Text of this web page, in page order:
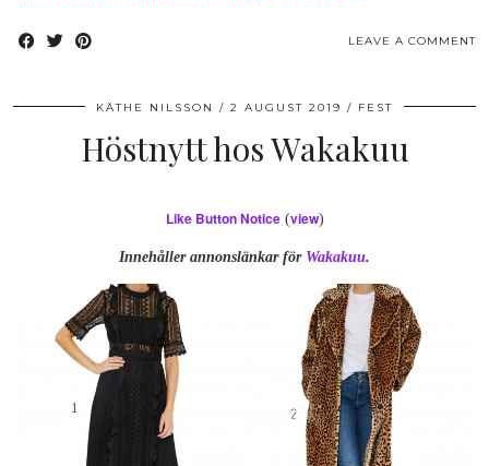
LEAVE A COMMENT
KÄTHE NILSSON 2 AUGUST 2019 FEST
Höstnytt hos Wakakuu
Like Button Notice(view)
Innehåller annonslänkar för Wakakuu.